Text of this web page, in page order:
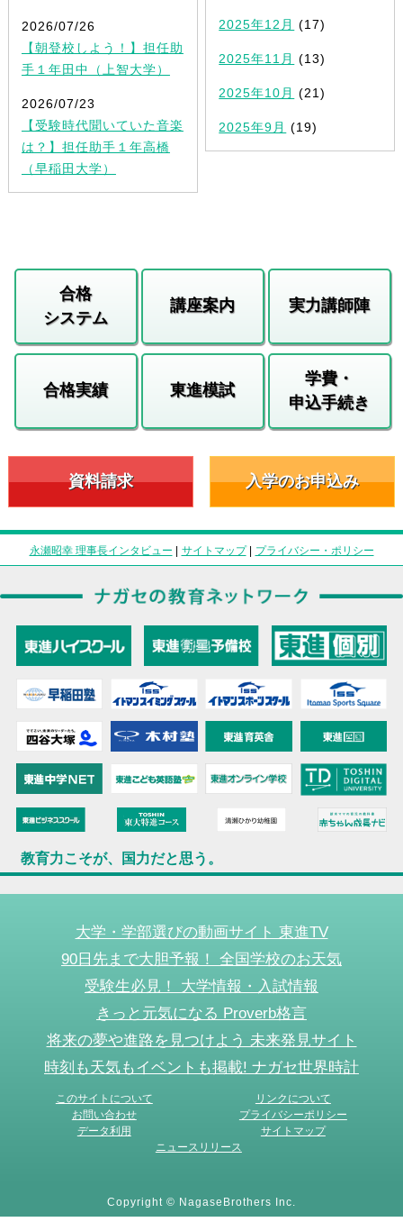
2026/07/26
【朝登校しよう！】担任助
手１年田中（上智大学）
2026/07/23
【受験時代聞いていた音楽
は？】担任助手１年高橋
（早稲田大学）
2025年12月 (17)
2025年11月 (13)
2025年10月 (21)
2025年9月 (19)
合格
システム
講座案内 実力講師陣
合格実績 東進模試
学費・
申込手続き
資料請求 入学のお申込み
永瀬昭幸 理事長インタビュー | サイトマップ| プライバシー・ポリシー
教育力こそが、国力だと思う。
大学・学部選びの動画サイト 東進TV
90日先まで大胆予報！ 全国学校のお天気
受験生必見！ 大学情報・入試情報
きっと元気になる Proverb格言
将来の夢や進路を見つけよう 未来発見サイト
時刻も天気もイベントも掲載! ナガセ世界時計
このサイトについて
リンクについて
お問い合わせ
プライバシーポリシー
データ利用
サイトマップ
ニュースリリース
Copyright © NagaseBrothers Inc.